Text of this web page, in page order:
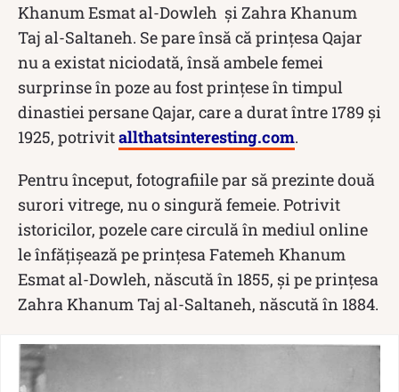
Khanum Esmat al-Dowleh și Zahra Khanum
Taj al-Saltaneh. Se pare însă că prințesa Qajar
nu a existat niciodată, însă ambele femei
surprinse în poze au fost prințese în timpul
dinastiei persane Qajar, care a durat între 1789 și
1925, potrivitallthatsinteresting.com.
Pentru început, fotografiile par să prezinte două
surori vitrege, nu o singură femeie. Potrivit
istoricilor, pozele care circulă în mediul online
le înfățișează pe prințesa Fatemeh Khanum
Esmat al-Dowleh, născută în 1855, și pe prințesa
Zahra Khanum Taj al-Saltaneh, născută în 1884.